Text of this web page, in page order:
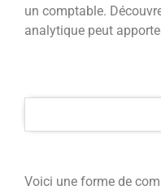
un comptable.
analytique peut
Voici une forme de